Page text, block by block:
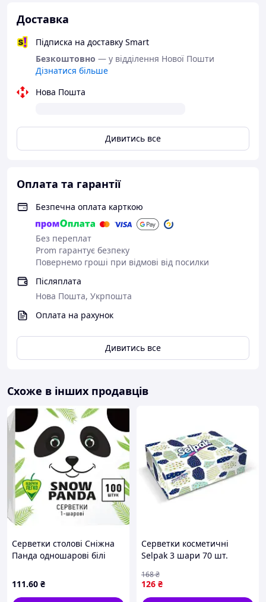
Доставка
Підписка на доставку Smart
Безкоштовно — у відділення Нової Пошти
Дізнатися більше
Нова Пошта
Дивитись все
Оплата та гарантії
Безпечна оплата карткою
Без переплат
Prom гарантує безпеку
Повернемо гроші при відмові від посилки
Післяплата
Нова Пошта, Укрпошта
Оплата на рахунок
Дивитись все
Схоже в інших продавців
Серветки столові Сніжна
Панда одношарові білі
(4823019011036) MDR
111.60 ₴
Серветки косметичні
Selpak 3 шари 70 шт.
126 ₴
168₴